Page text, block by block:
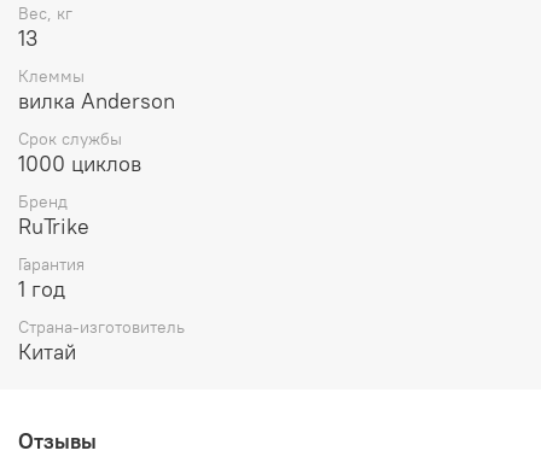
Вес, кг
13
Клеммы
вилка Anderson
Срок службы
1000 циклов
Бренд
RuTrike
Гарантия
1 год
Страна-изготовитель
Китай
Отзывы